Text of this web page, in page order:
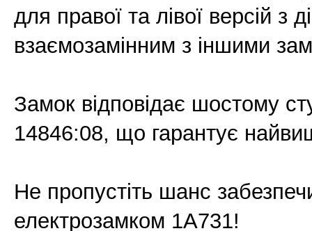
для правої та лівої версій з
взаємозамінним з іншими
Замок відповідає шостому
14846:08, що гарантує
Не пропустіть шанс
електрозамком 1A731!